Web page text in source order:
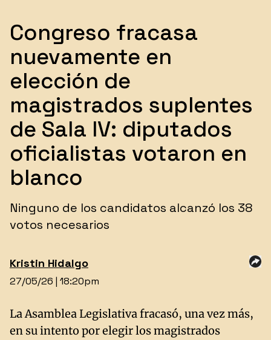
Congreso fracasa
nuevamente en
elección de
magistrados suplentes
de Sala IV: diputados
oficialistas votaron en
blanco
Ninguno de los candidatos alcanzó los 38
votos necesarios
Kristin Hidalgo
27/05/26 | 18:20pm
La Asamblea Legislativa fracasó, una vez más,
en su intento por elegir los magistrados